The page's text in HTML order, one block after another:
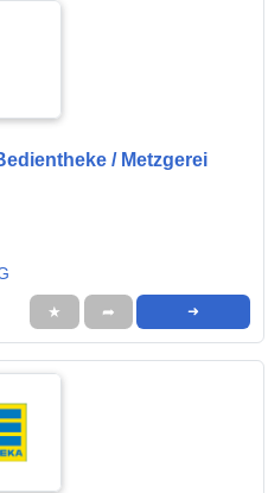
/ Metzgerei
★ ➦ ➜